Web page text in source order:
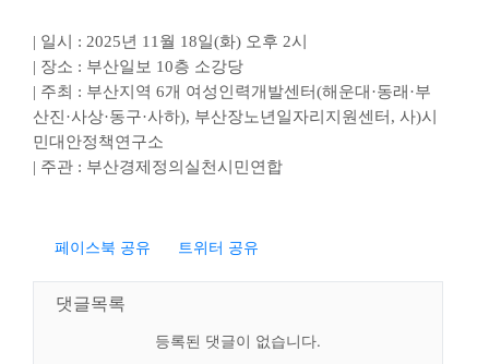
| 일시 : 2025년 11월 18일(화) 오후 2시
| 장소 : 부산일보 10층 소강당
| 주최 : 부산지역 6개 여성인력개발센터(해운대·동래·부
산진·사상·동구·사하), 부산장노년일자리지원센터, 사)시
민대안정책연구소
| 주관 : 부산경제정의실천시민연합
페이스북 공유 트위터 공유
댓글목록
등록된 댓글이 없습니다.